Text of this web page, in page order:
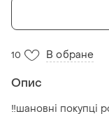
10 В обране
Опис
‼️шановні покупці